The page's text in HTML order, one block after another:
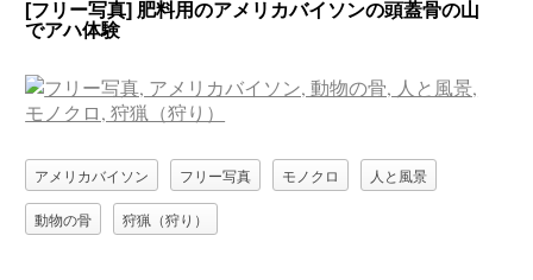
[フリー写真] 肥料用のアメリカバイソンの頭蓋骨の山
でアハ体験
アメリカバイソン フリー写真 モノクロ 人と風景
動物の骨 狩猟（狩り）